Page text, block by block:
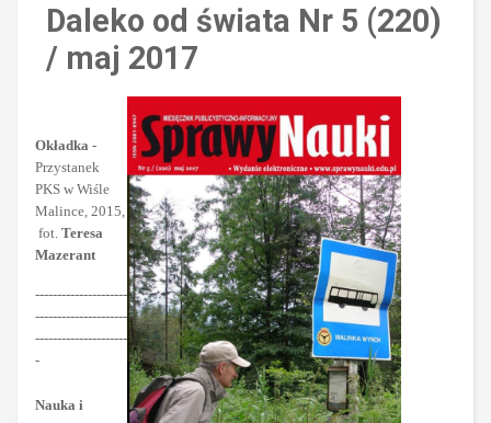
Daleko od świata Nr 5 (220)
/ maj 2017
Okładka -
Przystanek
PKS w Wiśle
Malince, 2015,
fot. Teresa
Mazerant
---------------------
---------------------
---------------------
-
Nauka i